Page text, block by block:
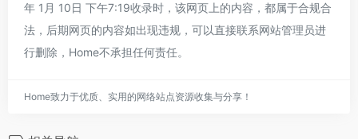
年 1月 10日 下午7:19收录时，该网页上的内容，都属于合规合
法，后期网页的内容如出现违规，可以直接联系网站管理员进
行删除，Home不承担任何责任。
Home致力于优质、实用的网络站点资源收集与分享！